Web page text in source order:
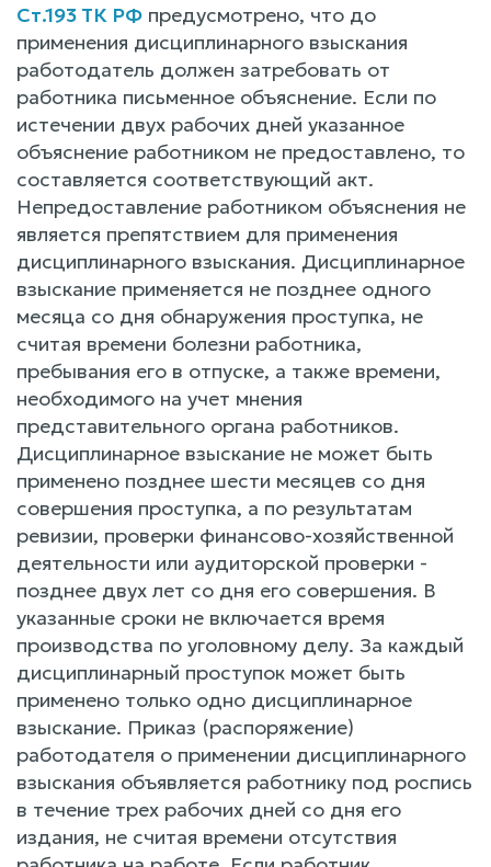
Ст.193 ТК РФ предусмотрено, что до
применения дисциплинарного взыскания
работодатель должен затребовать от
работника письменное объяснение. Если по
истечении двух рабочих дней указанное
объяснение работником не предоставлено, то
составляется соответствующий акт.
Непредоставление работником объяснения не
является препятствием для применения
дисциплинарного взыскания. Дисциплинарное
взыскание применяется не позднее одного
месяца со дня обнаружения проступка, не
считая времени болезни работника,
пребывания его в отпуске, а также времени,
необходимого на учет мнения
представительного органа работников.
Дисциплинарное взыскание не может быть
применено позднее шести месяцев со дня
совершения проступка, а по результатам
ревизии, проверки финансово-хозяйственной
деятельности или аудиторской проверки -
позднее двух лет со дня его совершения. В
указанные сроки не включается время
производства по уголовному делу. За каждый
дисциплинарный проступок может быть
применено только одно дисциплинарное
взыскание. Приказ (распоряжение)
работодателя о применении дисциплинарного
взыскания объявляется работнику под роспись
в течение трех рабочих дней со дня его
издания, не считая времени отсутствия